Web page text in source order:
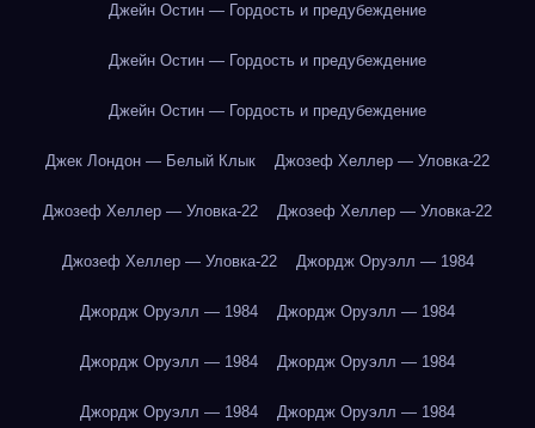
Джейн Остин — Гордость и предубеждение
Джейн Остин — Гордость и предубеждение
Джейн Остин — Гордость и предубеждение
Джек Лондон — Белый Клык Джозеф Хеллер — Уловка-22
Джозеф Хеллер — Уловка-22 Джозеф Хеллер — Уловка-22
Джозеф Хеллер — Уловка-22 Джордж Оруэлл — 1984
Джордж Оруэлл — 1984 Джордж Оруэлл — 1984
Джордж Оруэлл — 1984 Джордж Оруэлл — 1984
Джордж Оруэлл — 1984 Джордж Оруэлл — 1984